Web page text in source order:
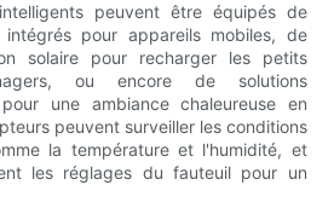
peuvent être équipés de
pour appareils mobiles, de
solaire pour recharger les petits
ou encore de solutions
une ambiance chaleureuse en
peuvent surveiller les conditions
la température et l'humidité, et
les réglages du fauteuil pour un